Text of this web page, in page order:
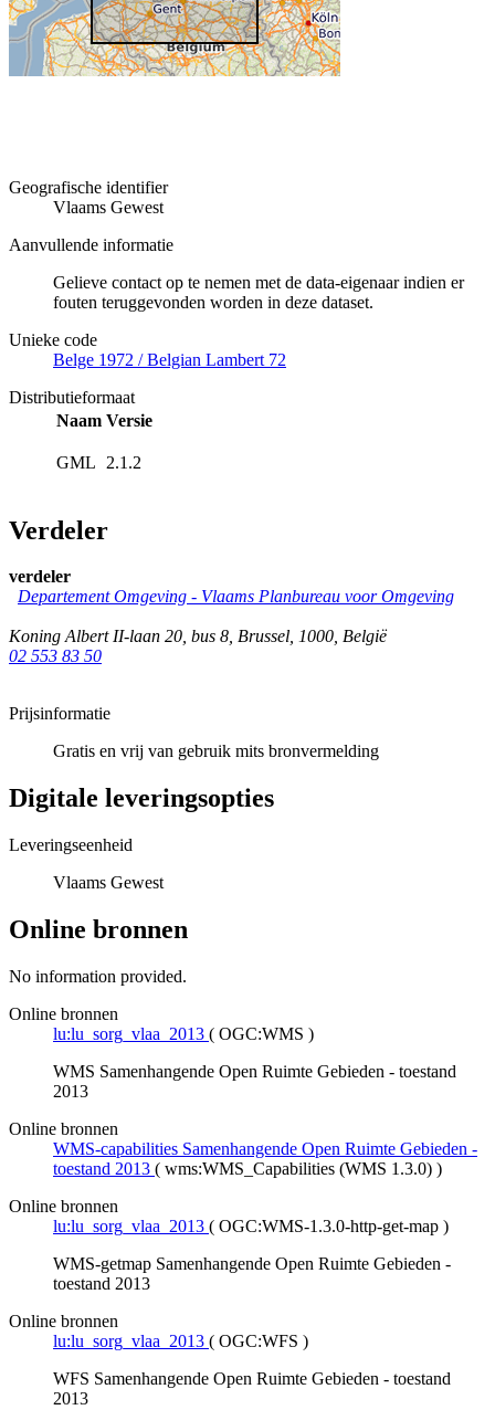
Geografische identifier
Vlaams Gewest
Aanvullende informatie
Gelieve contact op te nemen met de data-eigenaar indien er
fouten teruggevonden worden in deze dataset.
Unieke code
Belge 1972 / Belgian Lambert 72
Distributieformaat
Naam Versie
GML 2.1.2
Verdeler
verdeler
Departement Omgeving - Vlaams Planbureau voor Omgeving
Koning Albert II-laan 20, bus 8, Brussel, 1000, België
02 553 83 50
Prijsinformatie
Gratis en vrij van gebruik mits bronvermelding
Digitale leveringsopties
Leveringseenheid
Vlaams Gewest
Online bronnen
No information provided.
Online bronnen
lu:lu_sorg_vlaa_2013 ( OGC:WMS )
WMS Samenhangende Open Ruimte Gebieden - toestand
2013
Online bronnen
WMS-capabilities Samenhangende Open Ruimte Gebieden -
toestand 2013 ( wms:WMS_Capabilities (WMS 1.3.0) )
Online bronnen
lu:lu_sorg_vlaa_2013 ( OGC:WMS-1.3.0-http-get-map )
WMS-getmap Samenhangende Open Ruimte Gebieden -
toestand 2013
Online bronnen
lu:lu_sorg_vlaa_2013 ( OGC:WFS )
WFS Samenhangende Open Ruimte Gebieden - toestand
2013